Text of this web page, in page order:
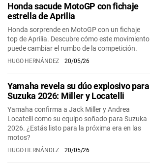
Honda sacude MotoGP con fichaje
estrella de Aprilia
Honda sorprende en MotoGP con un fichaje
top de Aprilia. Descubre cómo este movimiento
puede cambiar el rumbo de la competición.
HUGO HERNÁNDEZ 20/05/26
Yamaha revela su dúo explosivo para
Suzuka 2026: Miller y Locatelli
Yamaha confirma a Jack Miller y Andrea
Locatelli como su equipo soñado para Suzuka
2026. ¿Estás listo para la próxima era en las
motos?
HUGO HERNÁNDEZ 20/05/26